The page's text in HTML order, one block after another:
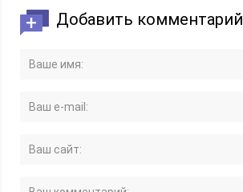
Добавить комментарий